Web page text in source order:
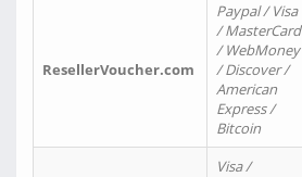
ResellerVoucher.com
Paypal / Visa
/ MasterCard
/ WebMoney
/ Discover /
American
Express /
Bitcoin
Visa /